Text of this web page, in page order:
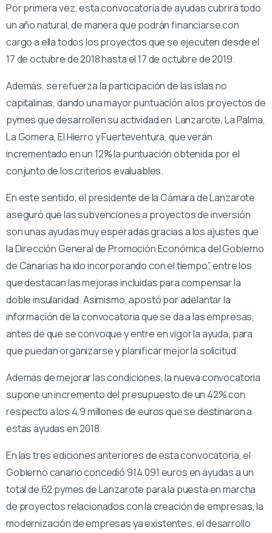
Por primera vez, esta convocatoria de ayudas cubrirá todo
un año natural, de manera que podrán financiarse con
cargo a ella todos los proyectos que se ejecuten desde el
17 de octubre de 2018 hasta el 17 de octubre de 2019.
Además, se refuerza la participación de las islas no
capitalinas, dando una mayor puntuación a los proyectos de
pymes que desarrollen su actividad en Lanzarote, La Palma,
La Gomera, El Hierro y Fuerteventura, que verán
incrementado en un 12% la puntuación obtenida por el
conjunto de los criterios evaluables.
En este sentido, el presidente de la Cámara de Lanzarote
aseguró que las subvenciones a proyectos de inversión
son unas ayudas muy esperadas gracias a los ajustes que
la Dirección General de Promoción Económica del Gobierno
de Canarias ha ido incorporando con el tiempo”, entre los
que destacan las mejoras incluidas para compensar la
doble insularidad. Asimismo, apostó por adelantar la
información de la convocatoria que se da a las empresas,
antes de que se convoque y entre en vigor la ayuda, para
que puedan organizarse y planificar mejor la solicitud.
Además de mejorar las condiciones, la nueva convocatoria
supone un incremento del presupuesto de un 42% con
respecto a los 4,9 millones de euros que se destinaron a
estas ayudas en 2018.
En las tres ediciones anteriores de esta convocatoria, el
Gobierno canario concedió 914.091 euros en ayudas a un
total de 62 pymes de Lanzarote para la puesta en marcha
de proyectos relacionados con la creación de empresas, la
modernización de empresas ya existentes, el desarrollo